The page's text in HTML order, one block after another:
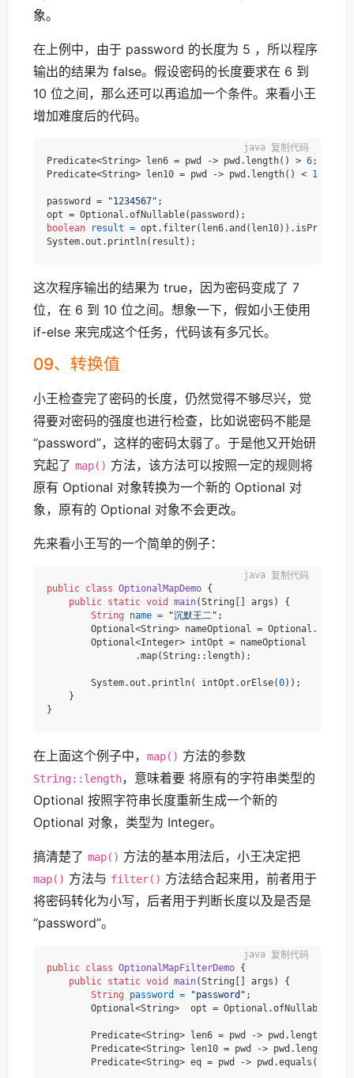
象。
在上例中，由于 password 的长度为 5 ，所以程序
输出的结果为 false。假设密码的长度要求在 6 到
10 位之间，那么还可以再追加一个条件。来看小王
增加难度后的代码。
Predicate<String> len6 = pwd -> pwd.length() > 6;
Predicate<String> len10 = pwd -> pwd.length() < 10
password = "1234567" ;
boolean
result =
复制代码
这次程序输出的结果为 true，因为密码变成了 7
位，在 6 到 10 位之间。想象一下，假如小王使用
if-else 来完成这个任务，代码该有多冗长。
09、转换值
小王检查完了密码的长度，仍然觉得不够尽兴，觉
得要对密码的强度也进行检查，比如说密码不能是
“password”，这样的密码太弱了。于是他又开始研
究起了 map() 方法，该方法可以按照一定的规则将
原有 Optional 对象转换为一个新的 Optional 对
象，原有的 Optional 对象不会更改。
先来看小王写的一个简单的例子：
public class OptionalMapDemo {
public static void main(String[] args)
{
String
name = "沉默王二" ;
Optional<String> nameOptional =
        Optional<Integer> intOpt = nameOptional
                .map(String::length);
        System.out.println( intOpt.orElse(
0));
    }
复制代码
在上面这个例子中， map() 方法的参数
String::length，意味着要 将原有的字符串类型的
Optional 按照字符串长度重新生成一个新的
Optional 对象，类型为 Integer。
搞清楚了 map() 方法的基本用法后，小王决定把
map() 方法与 filter() 方法结合起来用，前者用于
将密码转化为小写，后者用于判断长度以及是否是
“password”。
public class OptionalMapFilterDemo {
public static void main(String[] args)
{
String
password = "password" ;
Optional<String>  opt =
        Predicate<String> len6 = pwd -> pwd.length() >
Predicate<String> len10 = pwd -> pwd.length()
        Predicate<String> eq = pwd -> pwd.equals(
复制代码